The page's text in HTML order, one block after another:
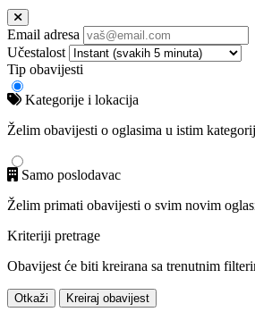
Email adresa
Učestalost
Tip obavijesti
Kategorije i lokacija
Želim obavijesti o oglasima u istim
Samo poslodavac
Želim primati obavijesti o svim novim
Kriteriji pretrage
Obavijest će biti kreirana sa trenutnim
Otkaži Kreiraj obavijest